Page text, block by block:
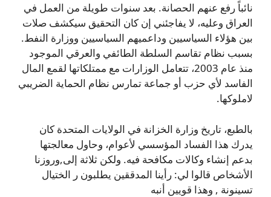
نائباً رفع عنهم الحصانة. بعد سنوات طويلة من العمل في
العراق وعليه، لا يفاجئني إن كان التحقيق سيكشف صلات
بين هؤلاء السياسيين وداعميهم السياسيين ووزارة النفط.
بسبب نظام تقاسم السلطة الطائفي والعرقي الموجود
منذ عام 2003، تتعامل الوزارات مع ممتلكاتها لقمع المال
الفاسد لأي حزب أو جماعة تمارس نظام الحماية الضريبي
لاملوكها.
بالطبع، تاريخ وزارة الخزانة في الولايات المتحدة كان
يدرك هذا الفساد المؤسسي لأعوام، وحاول معالجتها
بدعم إنشاء وكالات مكافحة فيه. ولكن ثلاثة إلى,وروزنا
الأشخاص قالوا لي: رأينا المدققين يطلبون ر الختيال
تسينونة , وهذا قويين أنبه